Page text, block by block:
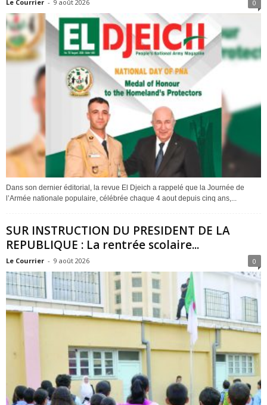
Le Courrier - 9 août 2026 0
Dans son dernier éditorial, la revue El Djeich a rappelé que la Journée de
l’Armée nationale populaire, célébrée chaque 4 aout depuis cinq ans,...
SUR INSTRUCTION DU PRESIDENT DE LA
REPUBLIQUE : La rentrée scolaire...
Le Courrier - 9 août 2026 0